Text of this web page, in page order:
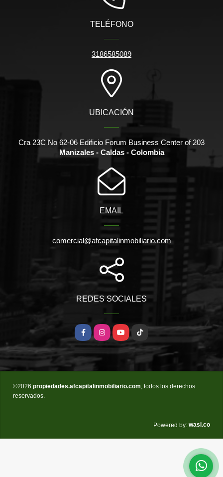
TELÉFONO
3186585089
UBICACIÓN
Cra 23C No 62-06 Edificio Forum Business Center of 203
Manizales - Caldas - Colombia
EMAIL
comercial@afcapitalinmobiliario.com
REDES SOCIALES
FacebookInstagramYouTubeTikTok
©2026 propiedades.afcapitalinmobiliario.com, todos los derechos
reservados.
Powered by: wasi.co